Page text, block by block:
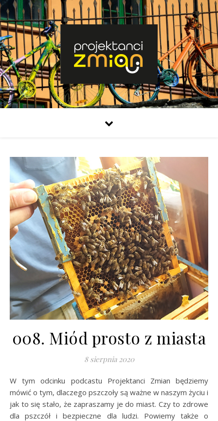
008. Miód prosto z miasta
8 sierpnia 2020
W tym odcinku podcastu Projektanci Zmian będziemy
mówić o tym, dlaczego pszczoły są ważne w naszym życiu i
jak to się stało, że zapraszamy je do miast. Czy to zdrowe
dla pszczół i bezpieczne dla ludzi. Powiemy także o